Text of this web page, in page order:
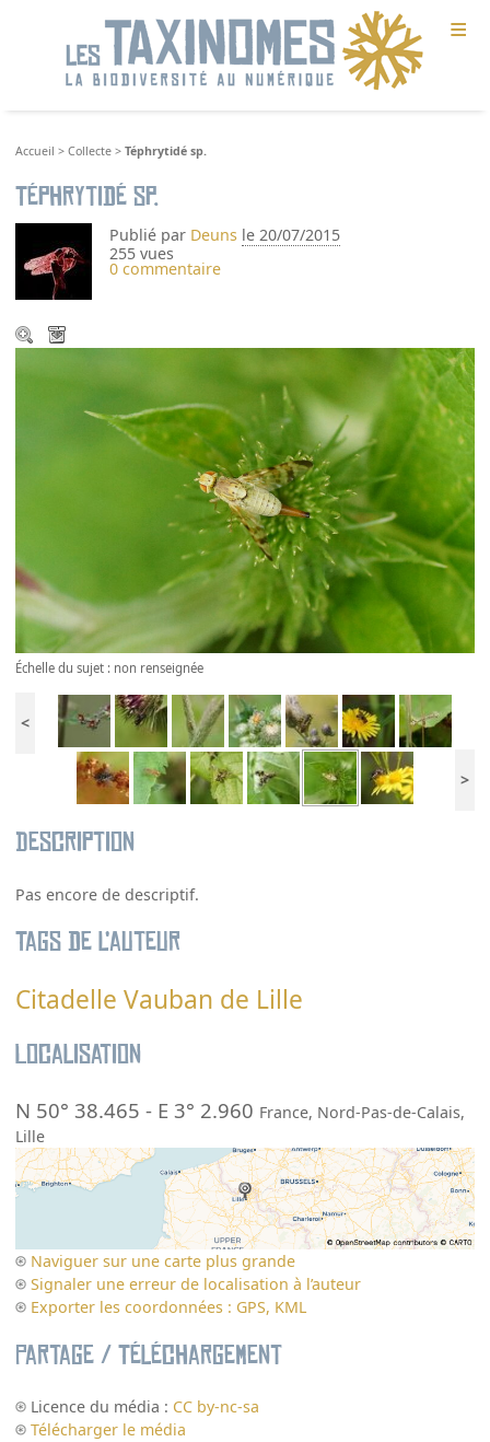
≡
Accueil >Collecte >Téphrytidé sp.
Téphrytidé sp.
Publié par Deuns le 20/07/2015
255 vues
0 commentaire
Échelle du sujet : non renseignée
<
>
Description
Pas encore de descriptif.
Tags de l’auteur
Citadelle Vauban de Lille
Localisation
N 50° 38.465 - E 3° 2.960 France, Nord-Pas-de-Calais,
Lille
Naviguer sur une carte plus grande
Signaler une erreur de localisation à l’auteur
Exporter les coordonnées : GPS, KML
Partage / Téléchargement
Licence du média : CC by-nc-sa
Télécharger le média